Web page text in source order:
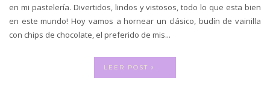
en mi pastelería. Divertidos, lindos y vistosos, todo lo que esta bien
en este mundo! Hoy vamos a hornear un clásico, budín de vainilla
con chips de chocolate, el preferido de mis...
LEER POST